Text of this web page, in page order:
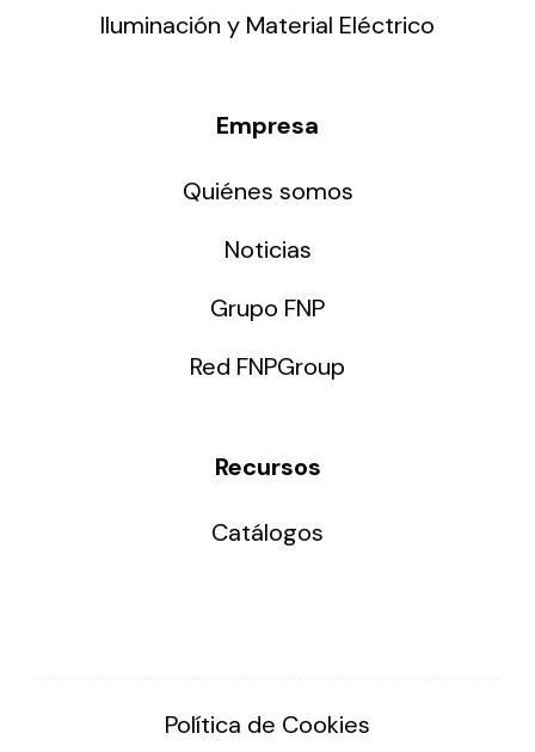
Iluminación y Material Eléctrico
Empresa
Quiénes somos
Noticias
Grupo FNP
Red FNPGroup
Recursos
Catálogos
Política de Cookies